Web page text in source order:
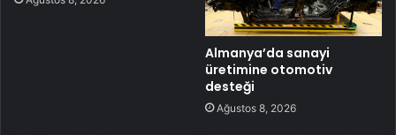
Almanya’da sanayi
üretimine otomotiv
desteği
Ağustos 8, 2026